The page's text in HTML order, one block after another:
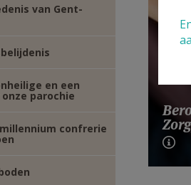
van Gent-
en een
parochie
confrerie